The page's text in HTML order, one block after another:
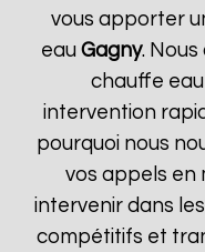
vous apporter
eauGagny.
chauffe
intervention
pourquoi nous
vos appels en
intervenir dans
compétitifs et